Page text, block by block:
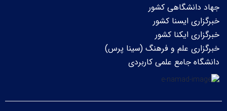
جهاد دانشگاهی کشور
خبرگزاری ایسنا کشور
خبرگزاری ایکنا کشور
خبرگزاری علم و فرهنگ (سینا پرس)
دانشگاه جامع علمی کاربردی